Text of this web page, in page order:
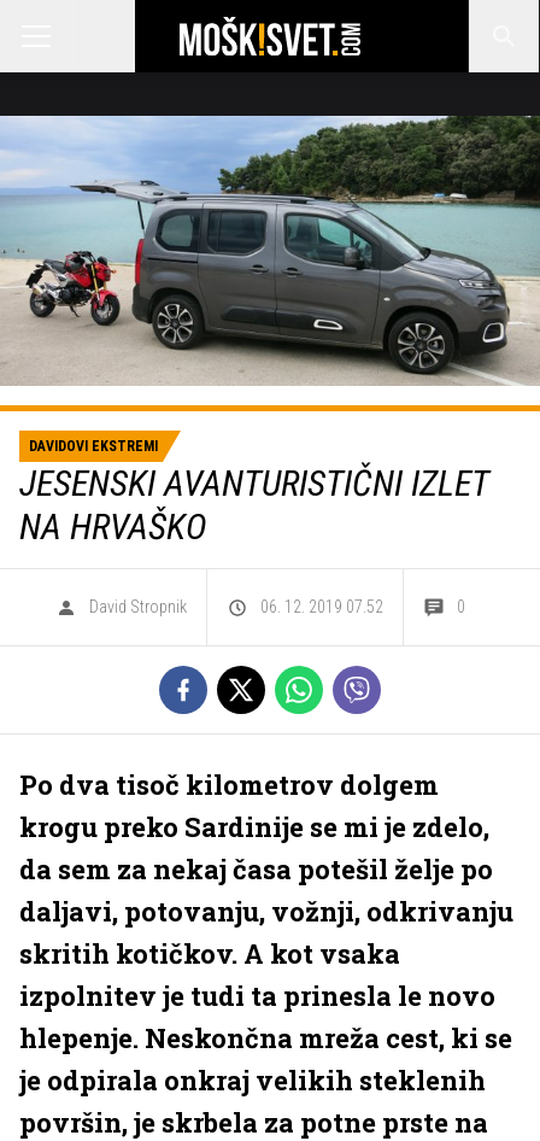
DAVIDOVI EKSTREMI
JESENSKI AVANTURISTIČNI IZLET
NA HRVAŠKO
David Stropnik 06. 12. 2019 07.52 0
Po dva tisoč kilometrov dolgem
krogu preko Sardinije se mi je zdelo,
da sem za nekaj časa potešil želje po
daljavi, potovanju, vožnji, odkrivanju
skritih kotičkov. A kot vsaka
izpolnitev je tudi ta prinesla le novo
hlepenje. Neskončna mreža cest, ki se
je odpirala onkraj velikih steklenih
površin, je skrbela za potne prste na